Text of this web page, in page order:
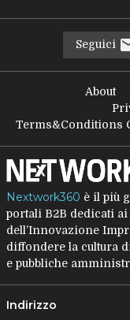
Seguici
About
Terms&Conditions
Nextwork360 è il più
portali B2B dedicati
dell’Innovazione
diffondere la cultura
e pubbliche
Indirizzo